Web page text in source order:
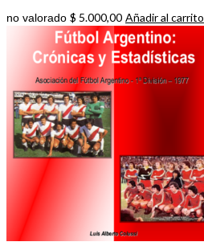
no valorado $ 5.000,00 Añadir al carrito